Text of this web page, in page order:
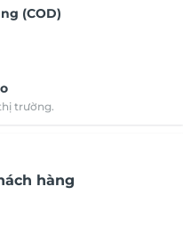
(COD)
trường.
hàng